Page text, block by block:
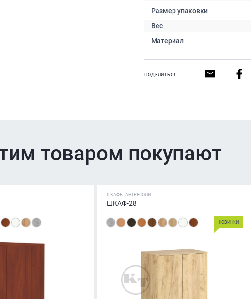
Размер упаковки
Вес
Материал
ПОДЕЛИТЬСЯ
товаром покупают
ШКАФЫ, АНТРЕСОЛИ
ШКАФ-28
НОВИНКИ